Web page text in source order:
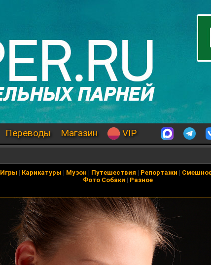
Переводы Магазин VIP
Игры | Карикатуры | Музон | Путешествия | Репортажи |
Фото Собаки | Разное